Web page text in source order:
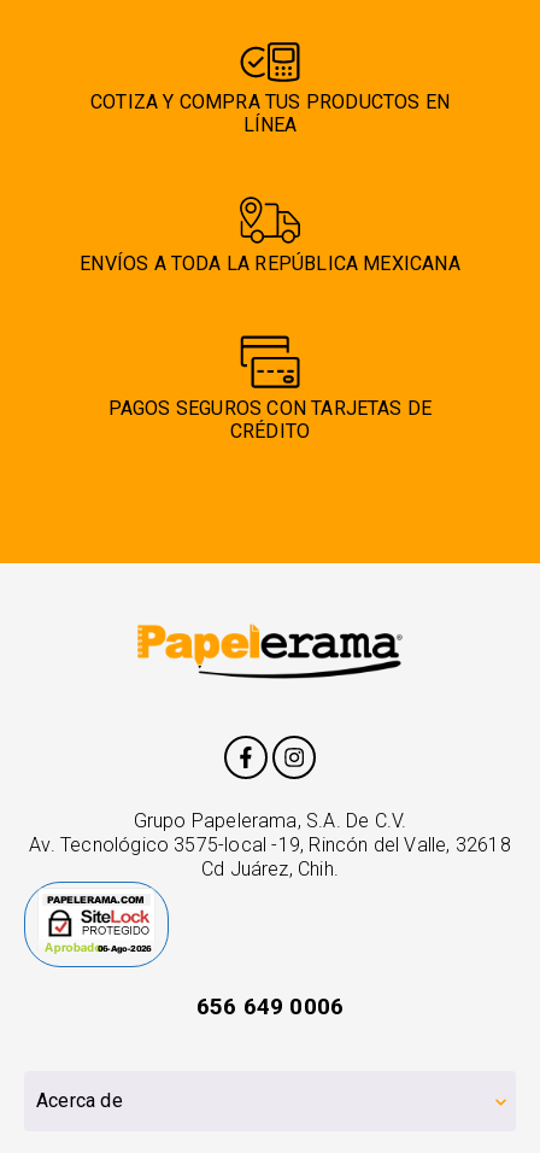
COTIZA Y COMPRA TUS PRODUCTOS EN
LÍNEA
ENVÍOS A TODA LA REPÚBLICA MEXICANA
PAGOS SEGUROS CON TARJETAS DE
CRÉDITO
Grupo Papelerama, S.A. De C.V.
Av. Tecnológico 3575-local -19, Rincón del Valle, 32618
Cd Juárez, Chih.
656 649 0006
Acerca de